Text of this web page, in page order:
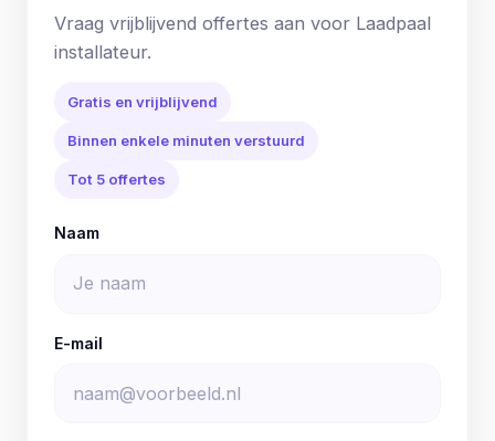
Vraag vrijblijvend offertes aan voor Laadpaal
installateur.
Gratis en vrijblijvend
Binnen enkele minuten verstuurd
Tot 5 offertes
Naam
E-mail